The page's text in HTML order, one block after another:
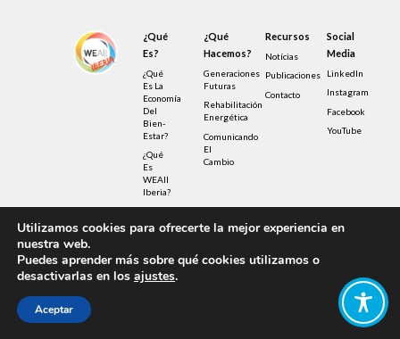
¿Qué
Es?
¿Qué
Es La
Economía
Del
Bien-
Estar?
¿Qué
Es
WEAll
Iberia?
¿Qué
Hacemos?
Generaciones
Futuras
Rehabilitación
Energética
Comunicando
El
Cambio
Recursos
Notícias
Publicaciones
Contacto
Social
Media
LinkedIn
Instagram
Facebook
YouTube
© Copyright – Wellbeing Economy Alliance 2022 –
No.1190040
Design by FIB – Fábrica de Ideias Brasileiras
Illustrations by Sensetribe licensed under
Utilizamos cookies para ofrecerte la mejor experiencia en
nuestra web.
Puedes aprender más sobre qué cookies utilizamos o
desactivarlas en los ajustes.
Aceptar